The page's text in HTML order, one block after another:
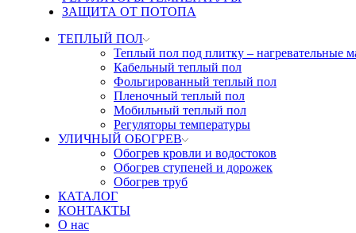
ЗАЩИТА ОТ ПОТОПА
ТЕПЛЫЙ ПОЛ
Теплый пол под плитку – нагревательные
Кабельный теплый пол
Фольгированный теплый пол
Пленочный теплый пол
Мобильный теплый пол
Регуляторы температуры
УЛИЧНЫЙ ОБОГРЕВ
Обогрев кровли и водостоков
Обогрев ступеней и дорожек
Обогрев труб
КАТАЛОГ
КОНТАКТЫ
О нас